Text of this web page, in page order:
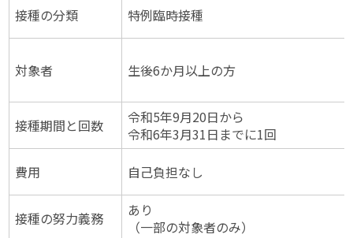
接種の分類
特例臨時接種
対象者 生後6か月以上の方
接種期間と回数
令和5年9月20日から
令和6年3月31日まで
費用
自己負担なし
接種の努力義務
あり
（一部の対象者のみ）